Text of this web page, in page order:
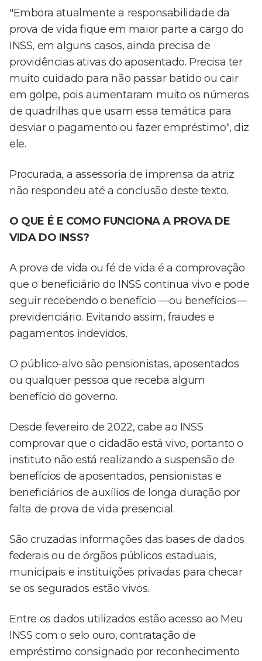
"Embora atualmente a responsabilidade da
prova de vida fique em maior parte a cargo do
INSS, em alguns casos, ainda precisa de
providências ativas do aposentado. Precisa ter
muito cuidado para não passar batido ou cair
em golpe, pois aumentaram muito os números
de quadrilhas que usam essa temática para
desviar o pagamento ou fazer empréstimo", diz
ele.
Procurada, a assessoria de imprensa da atriz
não respondeu até a conclusão deste texto.
O QUE É E COMO FUNCIONA A PROVA DE
VIDA DO INSS?
A prova de vida ou fé de vida é a comprovação
que o beneficiário do INSS continua vivo e pode
seguir recebendo o benefício —ou benefícios—
previdenciário. Evitando assim, fraudes e
pagamentos indevidos.
O público-alvo são pensionistas, aposentados
ou qualquer pessoa que receba algum
benefício do governo.
Desde fevereiro de 2022, cabe ao INSS
comprovar que o cidadão está vivo, portanto o
instituto não está realizando a suspensão de
benefícios de aposentados, pensionistas e
beneficiários de auxílios de longa duração por
falta de prova de vida presencial.
São cruzadas informações das bases de dados
federais ou de órgãos públicos estaduais,
municipais e instituições privadas para checar
se os segurados estão vivos.
Entre os dados utilizados estão acesso ao Meu
INSS com o selo ouro, contratação de
empréstimo consignado por reconhecimento